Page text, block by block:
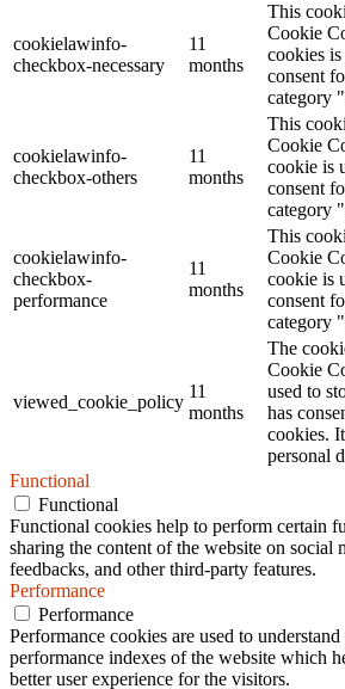
cookielawinfo-
checkbox-necessary
11
months
This
Cookie
cookies is
consent
category
cookielawinfo-
checkbox-others
11
months
This
Cookie
cookie is
consent
category
cookielawinfo-
checkbox-
performance
11
months
This
Cookie
cookie is
consent
category
viewed_cookie_policy
11
months
The
Cookie
used to
has
cookies.
personal
Functional
Functional
Functional cookies help to perform certain
sharing the content of the website on social
feedbacks, and other third-party features.
Performance
Performance
Performance cookies are used to
performance indexes of the website which
better user experience for the visitors.